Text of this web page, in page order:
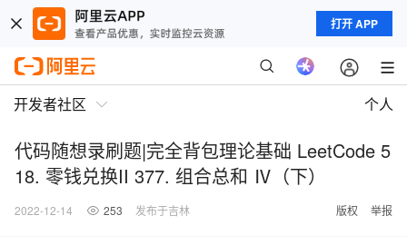
打开 APP
开发者社区 个人
代码随想录刷题|完全背包理论基础 LeetCode 5
18. 零钱兑换II 377. 组合总和 Ⅳ（下）
2022-12-14 253 发布于吉林 版权 举报